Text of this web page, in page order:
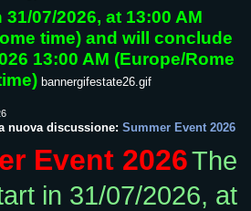
07/2026, at 13:00 AM
time) and will conclude
13:00 AM (Europe/Rome
bannergifestate26.gif
nuova discussione: Summer Event 2026
Event 2026The
in 31/07/2026, at